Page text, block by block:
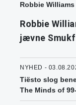
Robbie Williams
Robbie
jævne
NYHED -
Tiësto slog
The Minds of